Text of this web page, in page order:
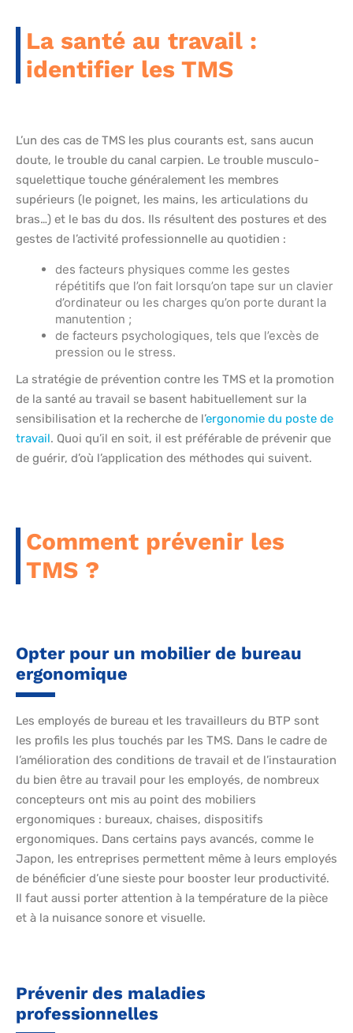
La santé au travail :
identifier les TMS
L’un des cas de TMS les plus courants est, sans aucun
doute, le trouble du canal carpien. Le trouble musculo-
squelettique touche généralement les membres
supérieurs (le poignet, les mains, les articulations du
bras…) et le bas du dos. Ils résultent des postures et des
gestes de l’activité professionnelle au quotidien :
des facteurs physiques comme les gestes
répétitifs que l’on fait lorsqu’on tape sur un clavier
d’ordinateur ou les charges qu’on porte durant la
manutention ;
de facteurs psychologiques, tels que l’excès de
pression ou le stress.
La stratégie de prévention contre les TMS et la promotion
de la santé au travail se basent habituellement sur la
sensibilisation et la recherche de l’ergonomie du poste de
travail. Quoi qu’il en soit, il est préférable de prévenir que
de guérir, d’où l’application des méthodes qui suivent.
Comment prévenir les
TMS ?
Opter pour un mobilier de bureau
ergonomique
Les employés de bureau et les travailleurs du BTP sont
les profils les plus touchés par les TMS. Dans le cadre de
l’amélioration des conditions de travail et de l’instauration
du bien être au travail pour les employés, de nombreux
concepteurs ont mis au point des mobiliers
ergonomiques : bureaux, chaises, dispositifs
ergonomiques. Dans certains pays avancés, comme le
Japon, les entreprises permettent même à leurs employés
de bénéficier d’une sieste pour booster leur productivité.
Il faut aussi porter attention à la température de la pièce
et à la nuisance sonore et visuelle.
Prévenir des maladies
professionnelles